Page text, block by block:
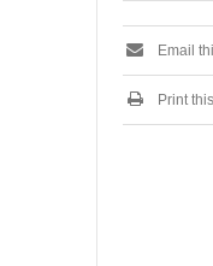
Email
Print